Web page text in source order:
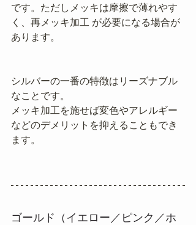
です。ただしメッキは摩擦で薄れやす
く、再メッキ加工 が必要になる場合が
あります。
シルバーの一番の特徴はリーズナブル
なことです。
メッキ加工を施せば変色やアレルギー
などのデメリットを抑えることもでき
ます。
ゴールド（イエロー／ピンク／ホ